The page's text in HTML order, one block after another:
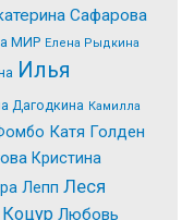
Сафарова
МИР Елена Рыдкина
Илья
Дагодкина Камилла
Катя Голден
Кристина
Лепп Леся
Любовь